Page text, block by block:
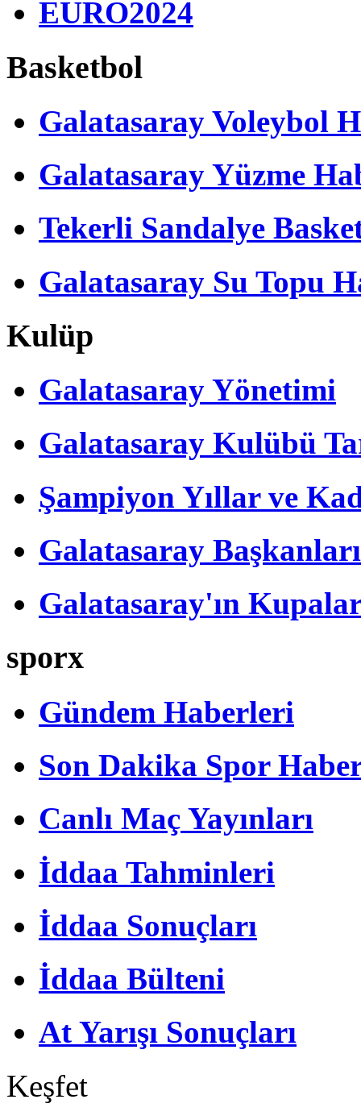
EURO2024
Basketbol
Galatasaray Voleybol
Galatasaray Yüzme
Tekerli Sandalye
Galatasaray Su Topu
Kulüp
Galatasaray Yönetimi
Galatasaray Kulübü
Şampiyon Yıllar ve
Galatasaray Başkanları
Galatasaray'ın
sporx
Gündem Haberleri
Son Dakika Spor
Canlı Maç Yayınları
İddaa Tahminleri
İddaa Sonuçları
İddaa Bülteni
At Yarışı Sonuçları
Keşfet